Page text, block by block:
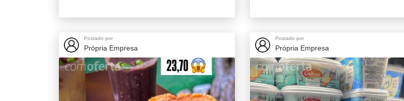
Postado por
Própria Empresa
Postado por
Própria Empresa